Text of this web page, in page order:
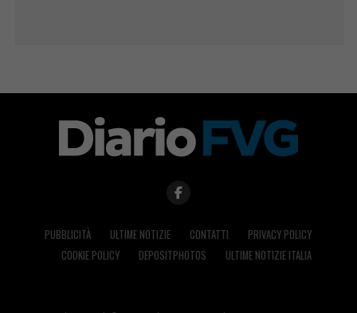
PUBBLICITÀ ULTIME NOTIZIE CONTATTI
PRIVACY POLICY
COOKIE POLICY
DEPOSITPHOTOS ULTIME NOTIZIE ITALIA